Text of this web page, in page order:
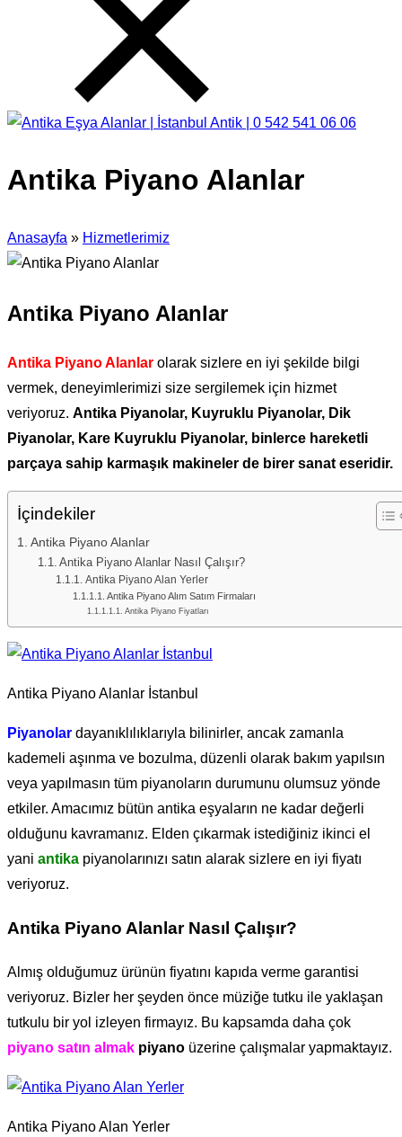
Antika Piyano Alanlar
Anasayfa » Hizmetlerimiz
Antika Piyano Alanlar
Antika Piyano Alanlar olarak sizlere en iyi şekilde bilgi
vermek, deneyimlerimizi size sergilemek için hizmet
veriyoruz. Antika Piyanolar, Kuyruklu Piyanolar, Dik
Piyanolar, Kare Kuyruklu Piyanolar, binlerce hareketli
parçaya sahip karmaşık makineler de birer sanat eseridir.
İçindekiler
Antika Piyano Alanlar
Antika Piyano Alanlar Nasıl Çalışır?
Antika Piyano Alan Yerler
Antika Piyano Alım Satım Firmaları
Antika Piyano Fiyatları
Antika Piyano Alanlar İstanbul
Piyanolar dayanıklılıklarıyla bilinirler, ancak zamanla
kademeli aşınma ve bozulma, düzenli olarak bakım yapılsın
veya yapılmasın tüm piyanoların durumunu olumsuz yönde
etkiler. Amacımız bütün antika eşyaların ne kadar değerli
olduğunu kavramanız. Elden çıkarmak istediğiniz ikinci el
yani antika piyanolarınızı satın alarak sizlere en iyi fiyatı
veriyoruz.
Antika Piyano Alanlar Nasıl Çalışır?
Almış olduğumuz ürünün fiyatını kapıda verme garantisi
veriyoruz. Bizler her şeyden önce müziğe tutku ile yaklaşan
tutkulu bir yol izleyen firmayız. Bu kapsamda daha çok
piyano satın almak piyano üzerine çalışmalar yapmaktayız.
Antika Piyano Alan Yerler